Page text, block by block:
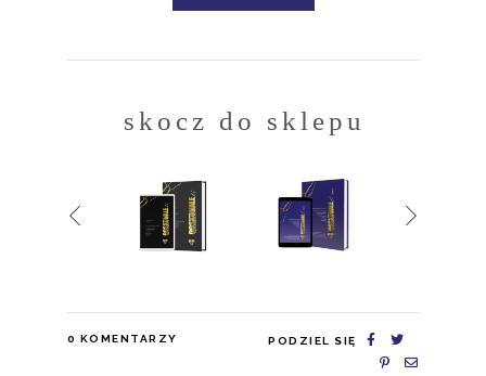
skocz do sklepu
0 KOMENTARZY PODZIEL SIĘ